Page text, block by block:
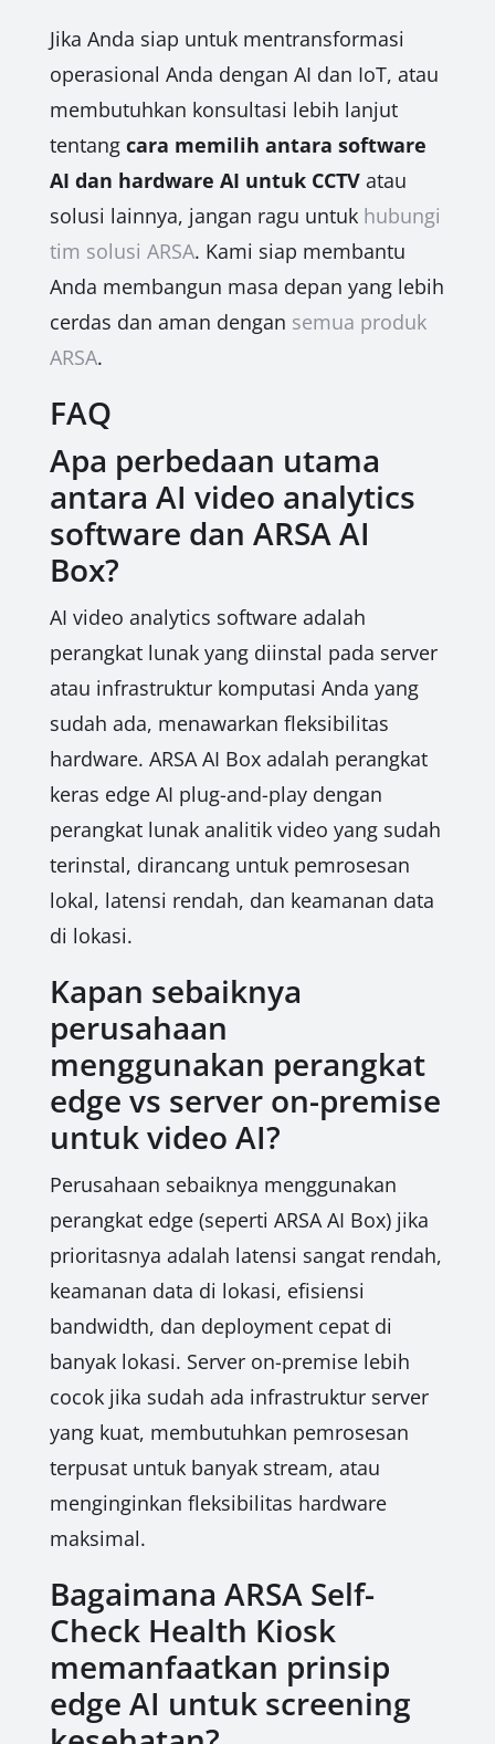
Jika Anda siap untuk mentransformasi
operasional Anda dengan AI dan IoT, atau
membutuhkan konsultasi lebih lanjut
tentang cara memilih antara software
AI dan hardware AI untuk CCTVatau
solusi lainnya, jangan ragu untuk hubungi
tim solusi ARSA. Kami siap membantu
Anda membangun masa depan yang lebih
cerdas dan aman dengan semua produk
ARSA.
FAQ
Apa perbedaan utama
antara AI video analytics
software dan ARSA AI
Box?
AI video analytics software adalah
perangkat lunak yang diinstal pada server
atau infrastruktur komputasi Anda yang
sudah ada, menawarkan fleksibilitas
hardware. ARSA AI Box adalah perangkat
keras edge AI plug-and-play dengan
perangkat lunak analitik video yang sudah
terinstal, dirancang untuk pemrosesan
lokal, latensi rendah, dan keamanan data
di lokasi.
Kapan sebaiknya
perusahaan
menggunakan perangkat
edge vs server on-premise
untuk video AI?
Perusahaan sebaiknya menggunakan
perangkat edge (seperti ARSA AI Box) jika
prioritasnya adalah latensi sangat rendah,
keamanan data di lokasi, efisiensi
bandwidth, dan deployment cepat di
banyak lokasi. Server on-premise lebih
cocok jika sudah ada infrastruktur server
yang kuat, membutuhkan pemrosesan
terpusat untuk banyak stream, atau
menginginkan fleksibilitas hardware
maksimal.
Bagaimana ARSA Self-
Check Health Kiosk
memanfaatkan prinsip
edge AI untuk screening